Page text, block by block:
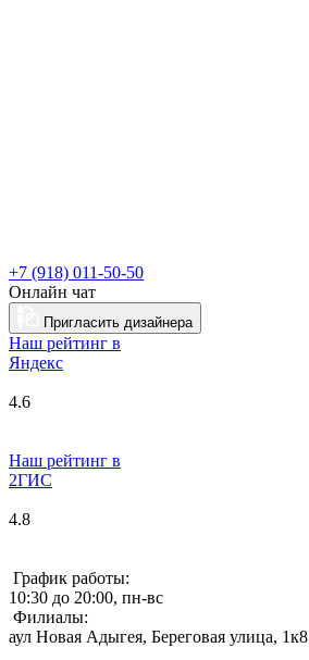
+7 (918) 011-50-50
Онлайн чат
Пригласить дизайнера
Наш рейтинг в
Яндекс
4.6
Наш рейтинг в
2ГИС
4.8
График работы:
10:30 до 20:00, пн-вс
Филиалы:
аул Новая Адыгея, Береговая улица, 1к8